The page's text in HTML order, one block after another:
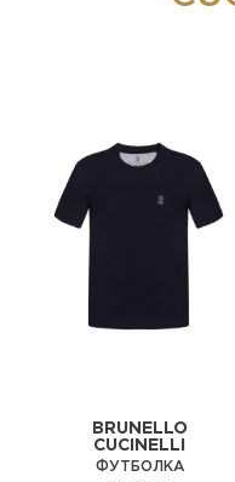
BRUNELLO
CUCINELLI
ФУТБОЛКА